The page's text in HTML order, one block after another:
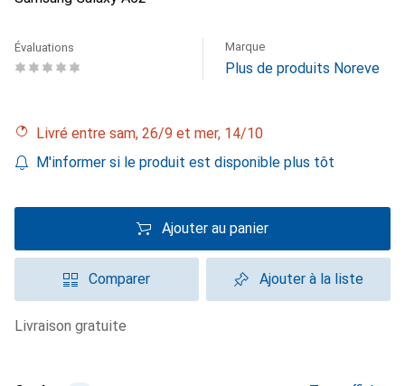
Évaluations Marque
Plus de produits Noreve
Livré entre sam, 26/9 et mer, 14/10
M'informer si le produit est disponible plus tôt
Ajouter au panier
Comparer Ajouter à la liste
livraison gratuite